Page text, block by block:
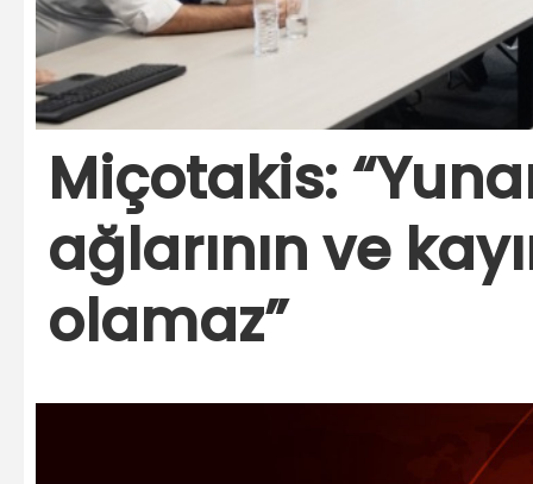
Miçotakis:
ağlarının ve
olamaz”